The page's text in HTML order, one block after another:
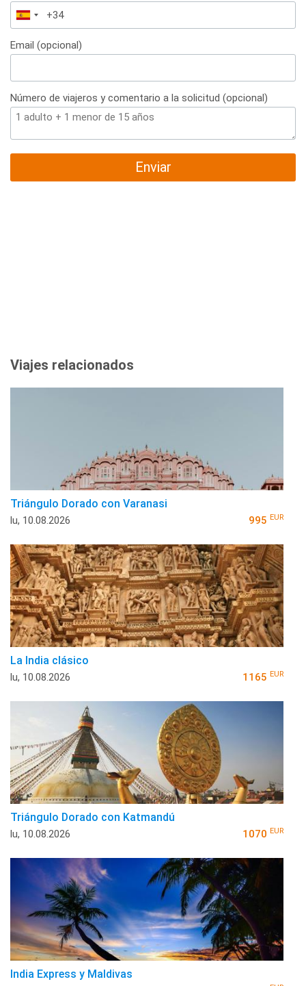
España
+34
Email (opcional)
Número de viajeros y comentario a la solicitud (opcional)
Enviar
Viajes relacionados
Triángulo Dorado con Varanasi
lu, 10.08.2026 995 EUR
La India clásico
lu, 10.08.2026 1165 EUR
Triángulo Dorado con Katmandú
lu, 10.08.2026 1070 EUR
India Express y Maldivas